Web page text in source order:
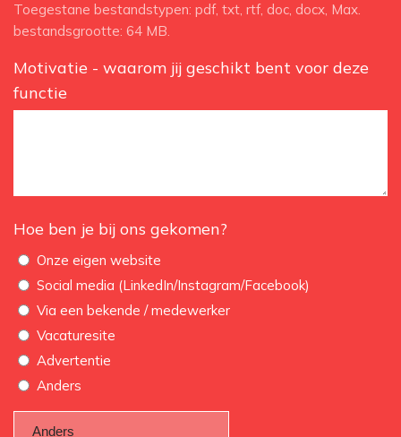
Toegestane bestandstypen: pdf, txt, rtf, doc, docx, Max.
bestandsgrootte: 64 MB.
Motivatie - waarom jij geschikt bent voor deze
functie
Hoe ben je bij ons gekomen?
Onze eigen website
Social media (LinkedIn/Instagram/Facebook)
Via een bekende / medewerker
Vacaturesite
Advertentie
Anders